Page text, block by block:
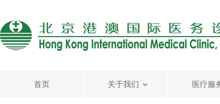
首页 关于我们 医疗服